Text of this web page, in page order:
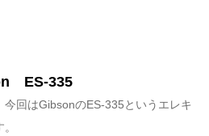
ES-335
回はGibsonのES-335というエレキ